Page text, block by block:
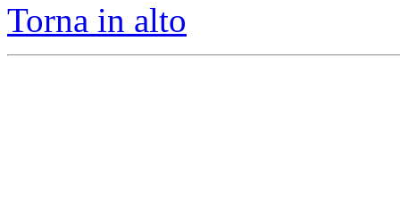
Torna in alto